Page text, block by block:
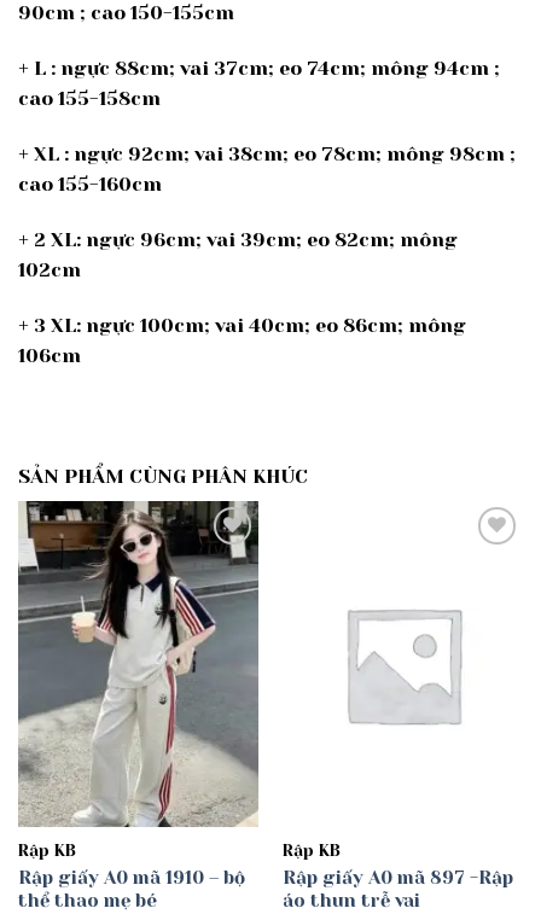
90cm ; cao 150-155cm
+ L : ngực 88cm; vai 37cm; eo 74cm; mông 94cm ;
cao 155-158cm
+ XL : ngực 92cm; vai 38cm; eo 78cm; mông 98cm ;
cao 155-160cm
+ 2 XL: ngực 96cm; vai 39cm; eo 82cm; mông
102cm
+ 3 XL: ngực 100cm; vai 40cm; eo 86cm; mông
106cm
SẢN PHẨM CÙNG PHÂN KHÚC
Add to
wishlist
Rập KB
Rập giấy A0 mã 1910 – bộ
thể thao mẹ bé
Rập KB
Rập giấy A0 mã 897 -Rập
áo thun trễ vai